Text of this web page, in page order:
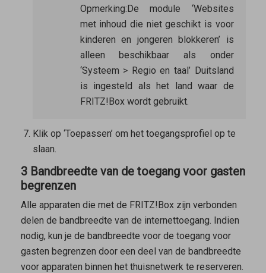
Opmerking:De module ‘Websites
met inhoud die niet geschikt is voor
kinderen en jongeren blokkeren’ is
alleen beschikbaar als onder
‘Systeem > Regio en taal’ Duitsland
is ingesteld als het land waar de
FRITZ!Box wordt gebruikt.
Klik op ‘Toepassen’ om het toegangsprofiel op te
slaan.
3 Bandbreedte van de toegang voor gasten
begrenzen
Alle apparaten die met de FRITZ!Box zijn verbonden
delen de bandbreedte van de internettoegang. Indien
nodig, kun je de bandbreedte voor de toegang voor
gasten begrenzen door een deel van de bandbreedte
voor apparaten binnen het thuisnetwerk te reserveren.